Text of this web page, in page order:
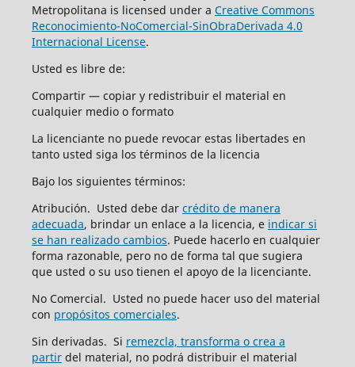
Metropolitana is licensed under a Creative Commons
Reconocimiento-NoComercial-SinObraDerivada 4.0
Internacional License.
Usted es libre de:
Compartir — copiar y redistribuir el material en
cualquier medio o formato
La licenciante no puede revocar estas libertades en
tanto usted siga los términos de la licencia
Bajo los siguientes términos:
Atribución. Usted debe dar crédito de manera
adecuada, brindar un enlace a la licencia, e indicar si
se han realizado cambios. Puede hacerlo en cualquier
forma razonable, pero no de forma tal que sugiera
que usted o su uso tienen el apoyo de la licenciante.
No Comercial. Usted no puede hacer uso del material
con propósitos comerciales.
Sin derivadas. Si remezcla, transforma o crea a
partirdel material, no podrá distribuir el material